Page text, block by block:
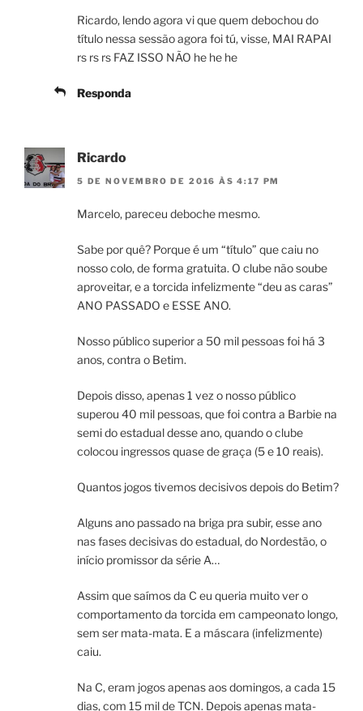
Ricardo, lendo agora vi que quem debochou do
título nessa sessão agora foi tú, visse, MAI RAPAI
rs rs rs FAZ ISSO NÃO he he he
Responda
Ricardo
5 DE NOVEMBRO DE 2016 ÀS 4:17 PM
Marcelo, pareceu deboche mesmo.
Sabe por quê? Porque é um “título” que caiu no
nosso colo, de forma gratuita. O clube não soube
aproveitar, e a torcida infelizmente “deu as caras”
ANO PASSADO e ESSE ANO.
Nosso público superior a 50 mil pessoas foi há 3
anos, contra o Betim.
Depois disso, apenas 1 vez o nosso público
superou 40 mil pessoas, que foi contra a Barbie na
semi do estadual desse ano, quando o clube
colocou ingressos quase de graça (5 e 10 reais).
Quantos jogos tivemos decisivos depois do Betim?
Alguns ano passado na briga pra subir, esse ano
nas fases decisivas do estadual, do Nordestão, o
início promissor da série A…
Assim que saímos da C eu queria muito ver o
comportamento da torcida em campeonato longo,
sem ser mata-mata. E a máscara (infelizmente)
caiu.
Na C, eram jogos apenas aos domingos, a cada 15
dias, com 15 mil de TCN. Depois apenas mata-